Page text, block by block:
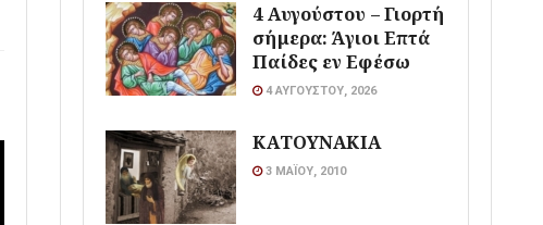
4 Αυγούστου – Γιορτή
σήμερα: Άγιοι Επτά
Παίδες εν Εφέσω
4 ΑΥΓΟΎΣΤΟΥ, 2026
ΚΑΤΟΥΝΑΚΙΑ
3 ΜΑΪ́ΟΥ, 2010